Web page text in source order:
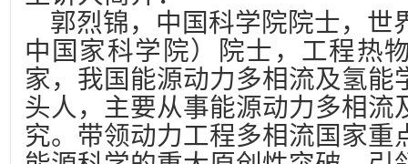
郭烈锦，中国科学院院士，世
中国家科学院）院士，工程热
家，我国能源动力多相流及氢能
头人，主要从事能源动力多相流
究。带领动力工程多相流国家重